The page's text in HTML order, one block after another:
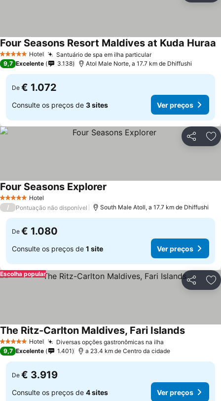
5 Estrelas Hotel Santuário de spa em ilha particular
Four Seasons Resort Maldives at Kuda Huraa
9,7 Excelente 3.138 Atol Male Norte, a 17.7 km de Dhiffushi
De € 1.072
Consulte os preços de 3 sites Ver preços
Partilhar
5 Estrelas Hotel
Four Seasons Explorer
/ Pontuação não disponível South Male Atoll, a 17.7 km de Dhiffushi
De € 1.080
Consulte os preços de 1 site Ver preços
Partilhar
Escolha popular
5 Estrelas Hotel Diversas opções gastronômicas na ilha
The Ritz-Carlton Maldives, Fari Islands
9,7 Excelente 1.401 a 23.4 km de Centro da cidade
De € 3.919
Consulte os preços de 4 sites Ver preços